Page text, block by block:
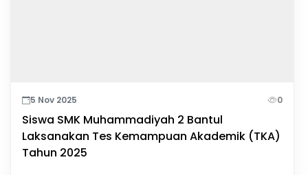
5 Nov 2025 0
Siswa SMK Muhammadiyah 2 Bantul
Laksanakan Tes Kemampuan Akademik (TKA)
Tahun 2025